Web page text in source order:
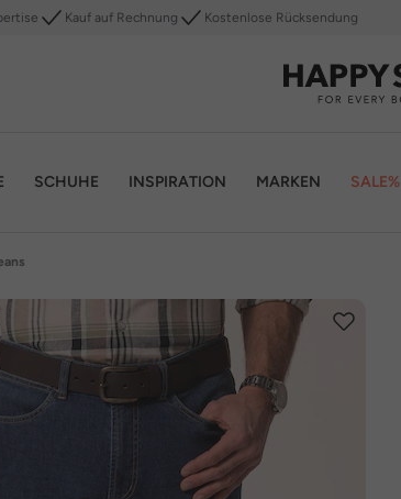
Kauf auf Rechnung Kostenlose Rücksendung
SCHUHE INSPIRATION MARKEN SALE%